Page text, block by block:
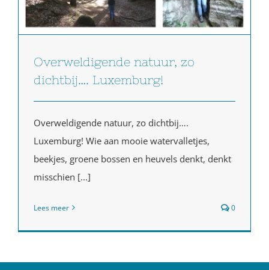
Overweldigende natuur, zo
dichtbij…. Luxemburg!
Overweldigende natuur, zo dichtbij….
Luxemburg! Wie aan mooie watervalletjes,
beekjes, groene bossen en heuvels denkt, denkt
misschien [...]
Lees meer 0